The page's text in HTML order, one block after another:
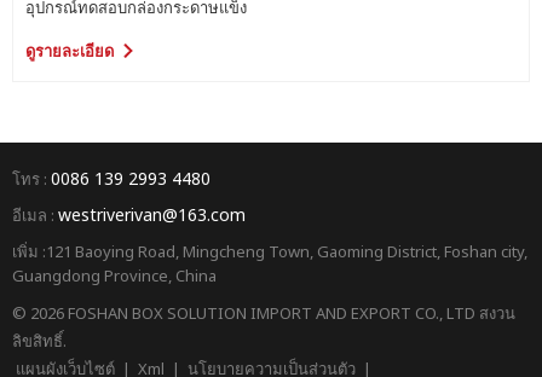
อุปกรณ์ทดสอบกล่องกระดาษแข็ง
ดูรายละเอียด
โทร : 0086 139 2993 4480
อีเมล : westriverivan@163.com
เพิ่ม :121 Baoying Road, Mingcheng Town, Gaoming District, Foshan city,
Guangdong Province, China
© 2026 FOSHAN BOX SOLUTION IMPORT AND EXPORT CO., LTD สงวน
ลิขสิทธิ์.
แผนผังเว็บไซต์ | Xml | นโยบายความเป็นส่วนตัว |